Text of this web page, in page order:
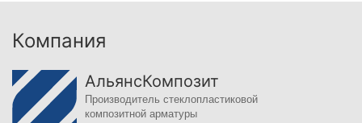
Компания
АльянсКомпозит
Производитель стеклопластиковой
композитной арматуры